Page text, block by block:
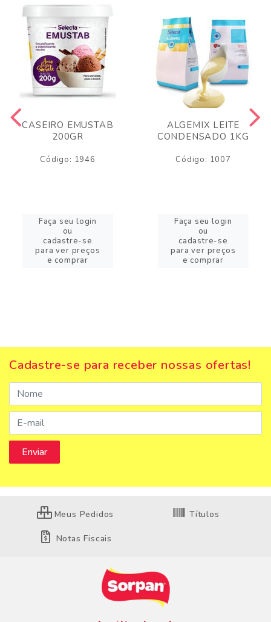
CASEIRO EMUSTAB
200GR
Código: 1946
Faça seu login
ou
cadastre-se
para ver preços
e comprar
ALGEMIX LEITE
CONDENSADO 1KG
Código: 1007
Faça seu login
ou
cadastre-se
para ver preços
e comprar
Cadastre-se para receber nossas ofertas!
Meus Pedidos Títulos
Notas Fiscais